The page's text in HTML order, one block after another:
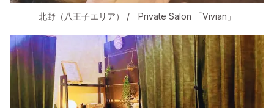
北野（八王子エリア） / Private Salon 「Vivian」